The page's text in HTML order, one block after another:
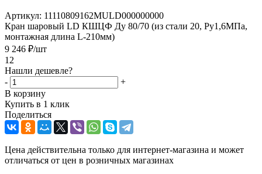
Артикул: 11110809162MULD000000000
Кран шаровый LD КШЦФ Ду 80/70 (из стали 20, Ру1,6МПа,
монтажная длина L-210мм)
9 246 ₽/шт
12
Нашли дешевле?
-
+
В корзину
Купить в 1 клик
Поделиться
Цена действительна только для интернет-магазина и может
отличаться от цен в розничных магазинах